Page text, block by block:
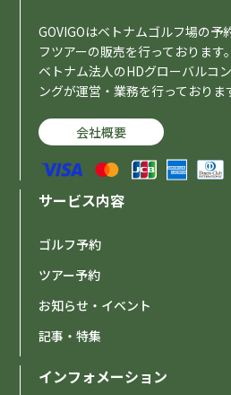
GOVIGOはベトナムゴルフ場の予
フツアーの販売を行っております。
ベトナム法人のHDグローバルコ
ングが運営・業務を行っておりま
会社概要
サービス内容
ゴルフ予約
ツアー予約
お知らせ・イベント
記事・特集
インフォメーション